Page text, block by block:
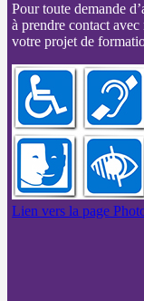
Pour toute demande
à prendre contact
votre projet de
Lien vers la page